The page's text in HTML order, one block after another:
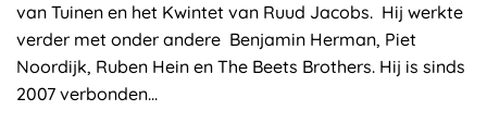
van Tuinen en het Kwintet van Ruud Jacobs. Hij werkte
verder met onder andere Benjamin Herman, Piet
Noordijk, Ruben Hein en The Beets Brothers. Hij is sinds
2007 verbonden...